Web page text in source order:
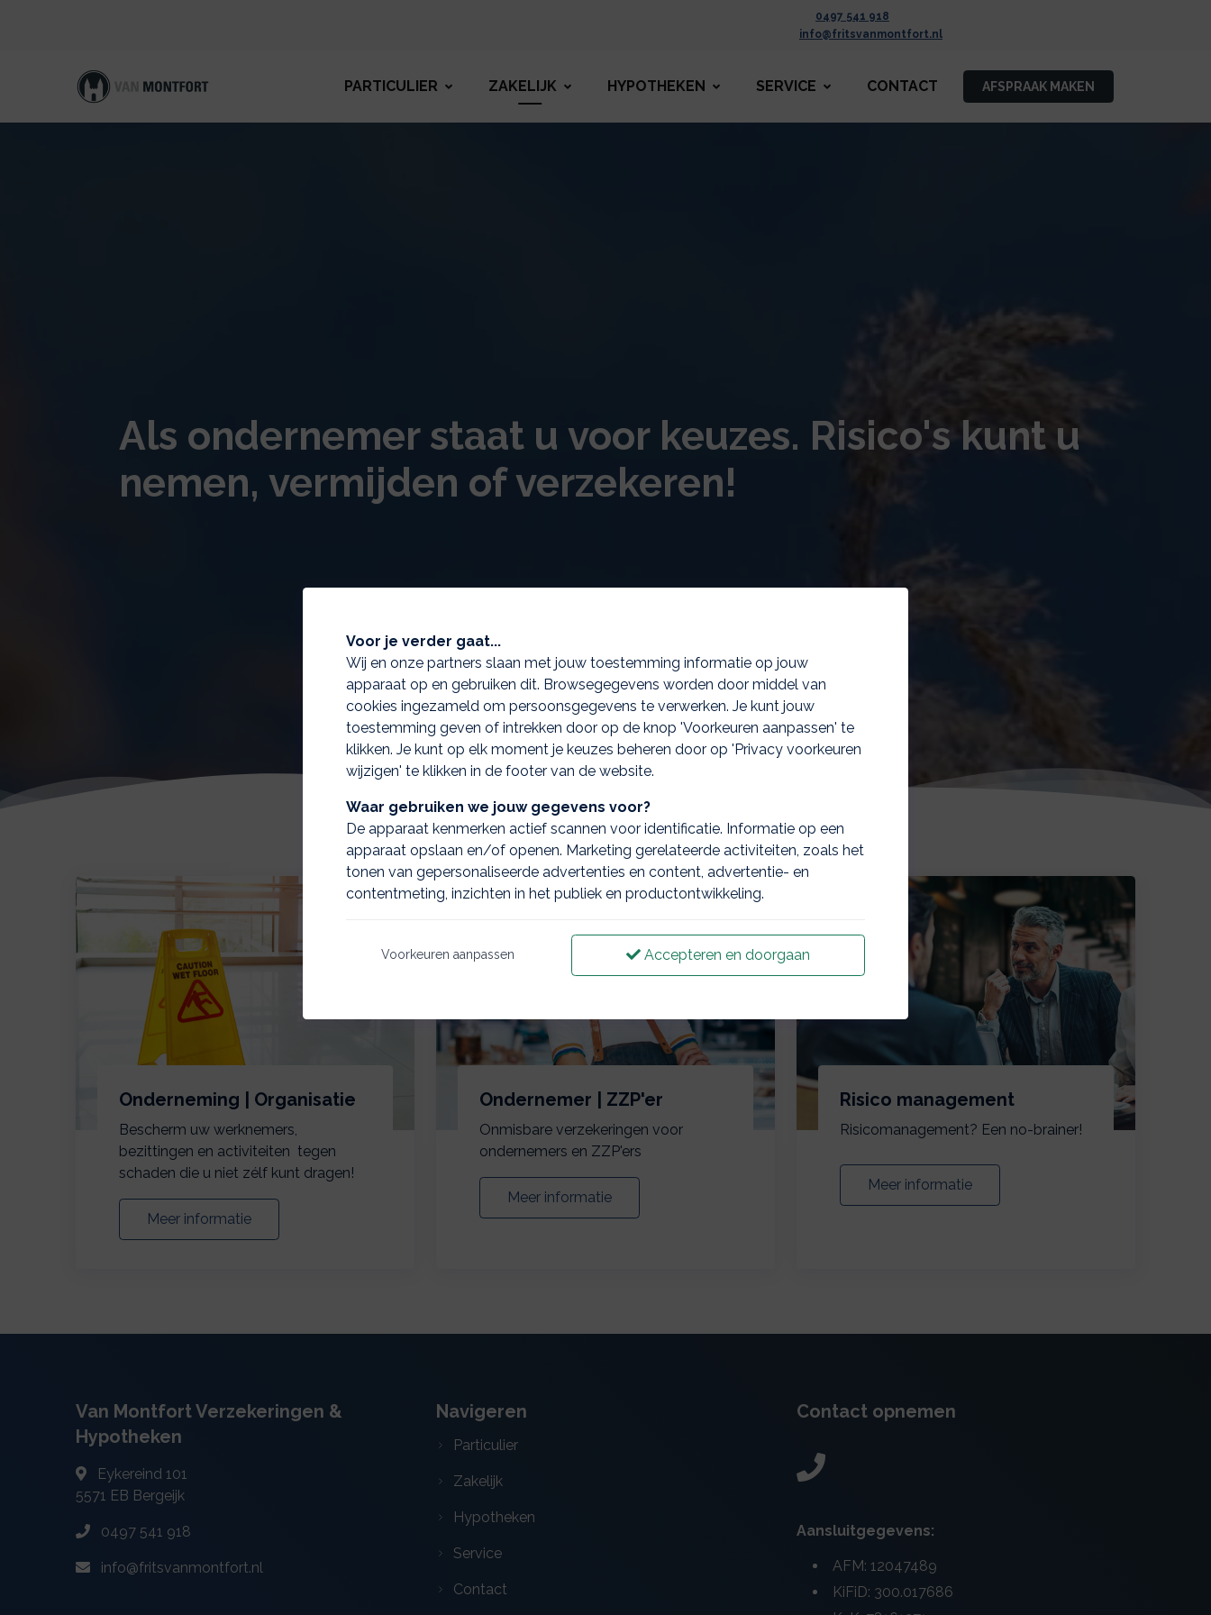
0497 541 918
info@fritsvanmontfort.nl
PARTICULIER ZAKELIJK HYPOTHEKEN SERVICE CONTACT AFSPRAAK MAKEN
Als ondernemer staat u voor keuzes. Risico's kunt u
nemen, vermijden of verzekeren!
Onderneming | Organisatie
Bescherm uw werknemers,
bezittingen en activiteiten tegen
schaden die u niet zélf kunt dragen!
Meer informatie
Ondernemer | ZZP'er
Onmisbare verzekeringen voor
ondernemers en ZZP'ers
Meer informatie
Risico management
Risicomanagement? Een no-brainer!
Meer informatie
Van Montfort Verzekeringen &
Hypotheken
Eykereind 101
5571 EB Bergeijk
0497 541 918
info@fritsvanmontfort.nl
Navigeren
Particulier
Zakelijk
Hypotheken
Service
Contact
Contact opnemen
Aansluitgegevens:
AFM: 12047489
KiFiD: 300.017686
Voor je verder gaat...
Wij en onze partners slaan met jouw toestemming informatie op jouw
apparaat op en gebruiken dit. Browsegegevens worden door middel van
cookies ingezameld om persoonsgegevens te verwerken. Je kunt jouw
toestemming geven of intrekken door op de knop 'Voorkeuren aanpassen' te
klikken. Je kunt op elk moment je keuzes beheren door op 'Privacy voorkeuren
wijzigen' te klikken in de footer van de website.
Waar gebruiken we jouw gegevens voor?
De apparaat kenmerken actief scannen voor identificatie. Informatie op een
apparaat opslaan en/of openen. Marketing gerelateerde activiteiten, zoals het
tonen van gepersonaliseerde advertenties en content, advertentie- en
contentmeting, inzichten in het publiek en productontwikkeling.
Voorkeuren aanpassen Accepteren en doorgaan